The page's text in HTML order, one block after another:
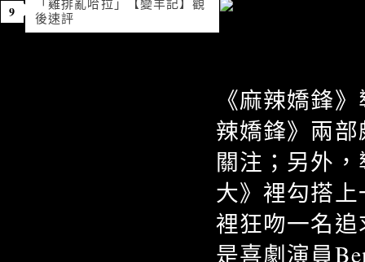
《麻辣嬌鋒
辣嬌鋒》兩
關注；另外
大》裡勾搭
裡狂吻一名
是喜劇演員
後速評